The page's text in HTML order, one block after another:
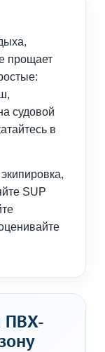
прощает
судовой
в
SUP
ПВХ-